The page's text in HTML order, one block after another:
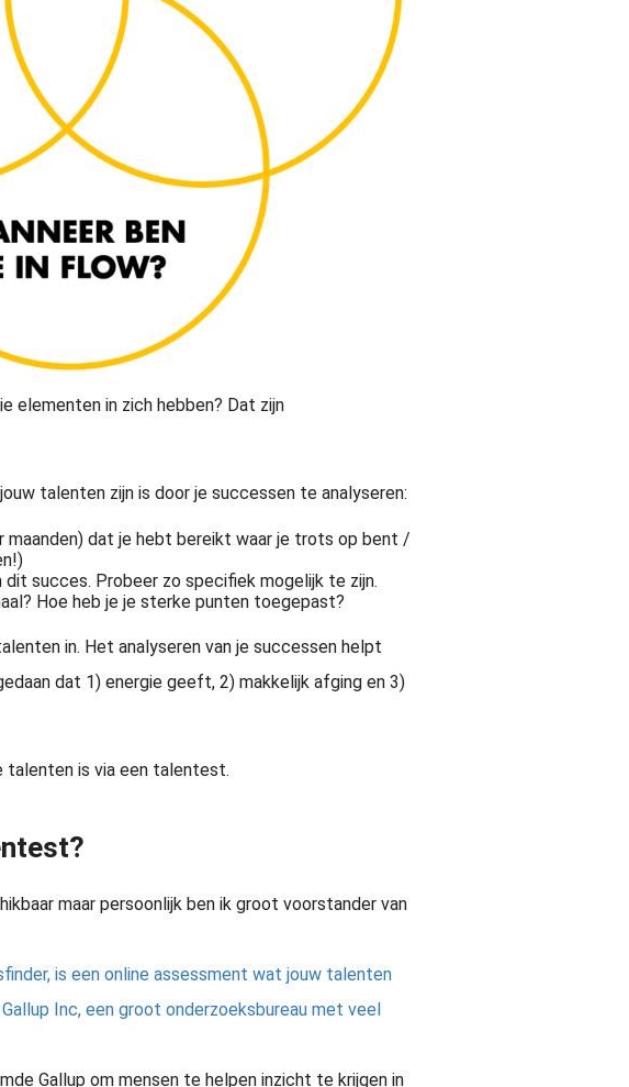
elementen in zich hebben? Dat zijn
talenten zijn is door je successen te analyseren:
maanden) dat je hebt bereikt waar je trots op bent /
succes. Probeer zo specifiek mogelijk te zijn.
Hoe heb je je sterke punten toegepast?
in. Het analyseren van je successen helpt
dat 1) energie geeft, 2) makkelijk afging en 3)
talenten is via een talentest.
maar persoonlijk ben ik groot voorstander van
is een online assessment wat jouw talenten
Inc, een groot onderzoeksbureau met veel
Gallup om mensen te helpen inzicht te krijgen in